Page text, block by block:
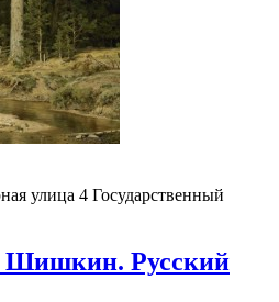
улица 4 Государственный
Шишкин. Русский